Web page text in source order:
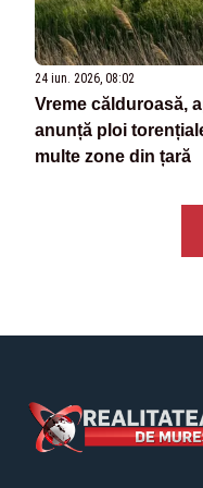
24 iun. 2026, 08:02
Vreme călduroasă,
anunță ploi
multe zone din țară